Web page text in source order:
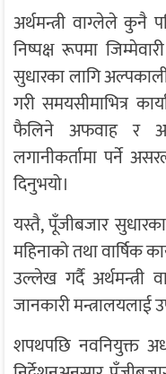
अर्थमन्त्री वाग्लेले कुनै
निष्पक्ष रूपमा
सुधारका लागि
गरी समयसीमाभित्र
फैलिने अफवाह र
लगानीकर्तामा पर्ने
दिनुभयो।
यस्तै, पूँजीबजार
महिनाको तथा वार्षिक
उल्लेख गर्दै अर्थमन्त्री
जानकारी मन्त्रालयलाई
शपथपछि नवनियुक्त